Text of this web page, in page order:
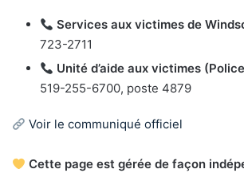
Services aux victimes de
723-2711
Unité d’aide aux victimes
519-255-6700, poste 4879
Voir le communiqué officiel
Cette page est gérée de façon